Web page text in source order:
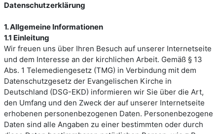
Datenschutzerklärung
1. Allgemeine Informationen
1.1 Einleitung
Wir freuen uns über Ihren Besuch auf unserer Internetseite
und dem Interesse an der kirchlichen Arbeit. Gemäß § 13
Abs. 1 Telemediengesetz (TMG) in Verbindung mit dem
Datenschutzgesetz der Evangelischen Kirche in
Deutschland (DSG-EKD) informieren wir Sie über die Art,
den Umfang und den Zweck der auf unserer Internetseite
erhobenen personenbezogenen Daten. Personenbezogene
Daten sind alle Angaben zu einer bestimmten oder durch